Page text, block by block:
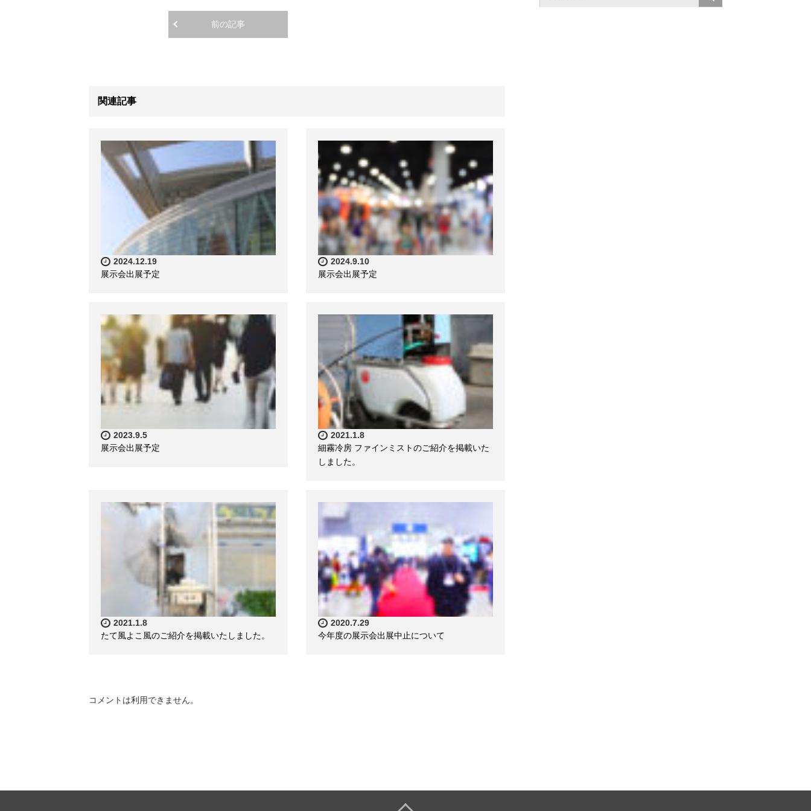
前の記事
関連記事
2024.12.19
展示会出展予定
2024.9.10
展示会出展予定
2023.9.5
展示会出展予定
2021.1.8
細霧冷房 ファインミストのご紹介を掲載いた
しました。
2021.1.8
たて風よこ風のご紹介を掲載いたしました。
2020.7.29
今年度の展示会出展中止について
コメントは利用できません。